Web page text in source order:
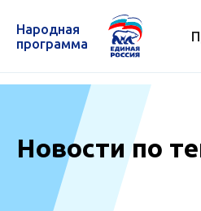
Народная
программа
Новости по